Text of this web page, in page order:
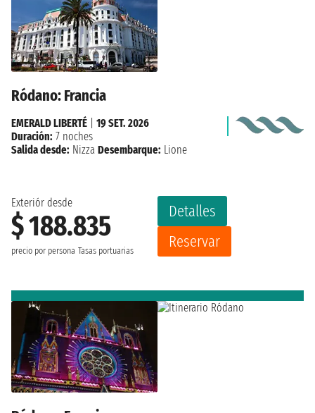
Ródano: Francia
Exteriór desde
$ 188.835
precio por persona Tasas portuarias
Detalles
Reservar
EMERALD LIBERTÉ
19 SET. 2026
Duración: 7 noches
Salida desde: Nizza Desembarque: Lione